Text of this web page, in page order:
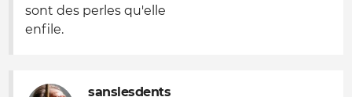
sont des perles qu'elle
enfile.
sanslesdents